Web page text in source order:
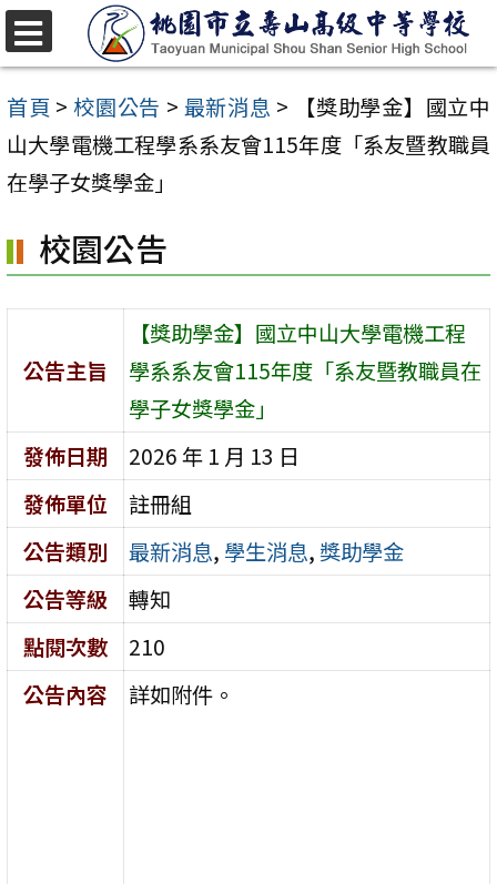
跳
至
主
要
內
區
首頁 > 校園公告 > 最新消息 >
【獎助學金】國立中
山大學電機工程學系系友會115年度「系友暨教職員
在學子女獎學金」
校園公告
公告主旨
【獎助學金】國立中山大學電機工程
學系系友會115年度「系友暨教職員在
學子女獎學金」
發佈日期
2026 年 1 月 13 日
發佈單位
註冊組
公告類別
最新消息, 學生消息, 獎助學金
公告等級
轉知
點閱次數
210
公告內容
詳如附件。
選
單